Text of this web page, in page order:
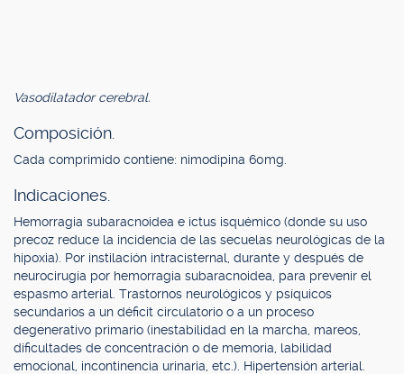
Vasodilatador cerebral.
Composición.
Cada comprimido contiene: nimodipina 60mg.
Indicaciones.
Hemorragia subaracnoidea e ictus isquémico (donde su uso
precoz reduce la incidencia de las secuelas neurológicas de la
hipoxia). Por instilación intracisternal, durante y después de
neurocirugía por hemorragia subaracnoidea, para prevenir el
espasmo arterial. Trastornos neurológicos y psíquicos
secundarios a un déficit circulatorio o a un proceso
degenerativo primario (inestabilidad en la marcha, mareos,
dificultades de concentración o de memoria, labilidad
emocional, incontinencia urinaria, etc.). Hipertensión arterial.